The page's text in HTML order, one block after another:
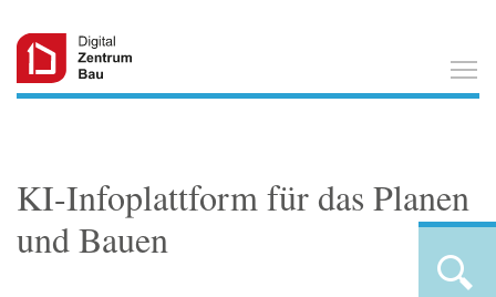
KI-Infoplattform für das Planen
und Bauen